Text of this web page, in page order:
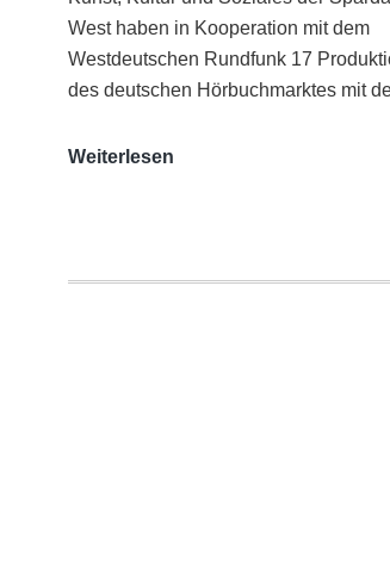
West haben in Kooperation mit dem
Westdeutschen Rundfunk 17
des deutschen Hörbuchmarktes mit
Weiterlesen
Ausgezeichnete